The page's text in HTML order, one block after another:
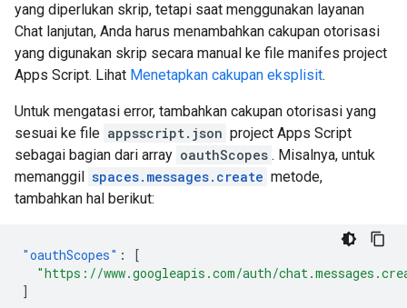
yang diperlukan skrip, tetapi saat menggunakan layanan
Chat lanjutan, Anda harus menambahkan cakupan otorisasi
yang digunakan skrip secara manual ke file manifes project
Apps Script. Lihat Menetapkan cakupan eksplisit.
Untuk mengatasi error, tambahkan cakupan otorisasi yang
sesuai ke file appsscript.json project Apps Script
sebagai bagian dari array oauthScopes . Misalnya, untuk
memanggil spaces.messages.create metode,
tambahkan hal berikut:
"oauthScopes" :
[
"https://www.googleapis.com/auth/
]